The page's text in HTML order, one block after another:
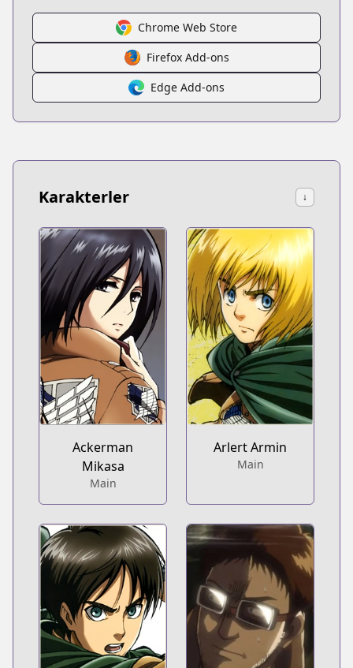
Chrome Web Store
Firefox Add-ons
Edge Add-ons
Karakterler ↓
Ackerman
Mikasa
Main
Arlert Armin
Main